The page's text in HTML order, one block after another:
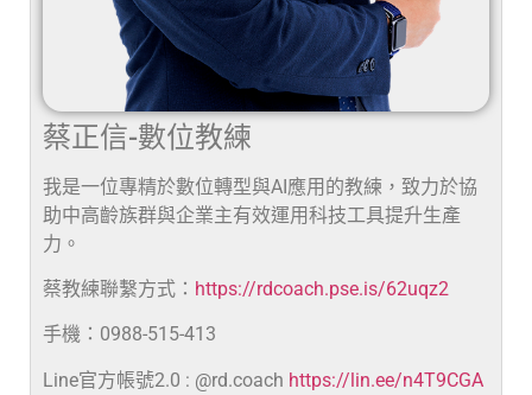
蔡正信-數位教練
我是一位專精於數位轉型與AI應用的教練，致力於協
助中高齡族群與企業主有效運用科技工具提升生產
力。
蔡教練聯繫方式： https://rdcoach.pse.is/62uqz2
手機：0988-515-413
Line官方帳號2.0 : @rd.coach https://lin.ee/n4T9CGA